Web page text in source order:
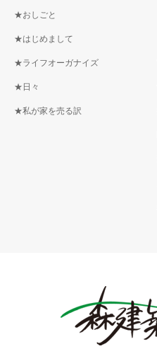
★おしごと
★はじめまして
★ライフオーガナイズ
★日々
★私が家を売る訳